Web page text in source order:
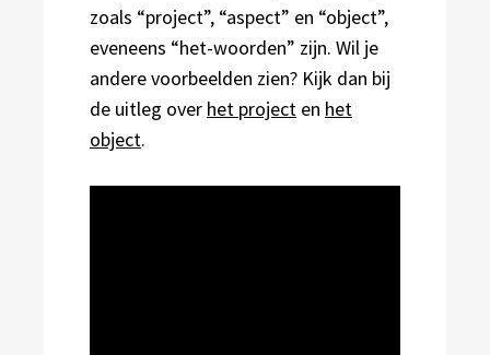
zoals “project”, “aspect” en “object”,
eveneens “het-woorden” zijn. Wil je
andere voorbeelden zien? Kijk dan bij
de uitleg over het project en het
object.